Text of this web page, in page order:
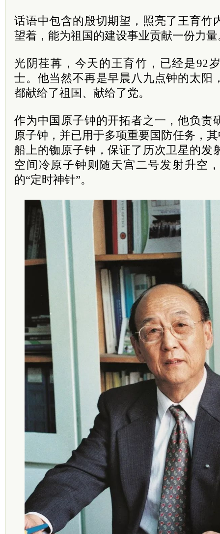
话语中包含的殷切期望，照亮了王育竹
望着，能为祖国的建设事业贡献一份力量
光阴荏苒，今天的王育竹，已经是92
士。他当然不再是早晨八九点钟的太阳
都献给了祖国、献给了党。
作为中国原子钟的开拓者之一，他负责
原子钟，并已用于多项重要国防任务，
船上的铷原子钟，保证了历次卫星的发
空间冷原子钟则随天宫二号发射升空
的“定时神针”。